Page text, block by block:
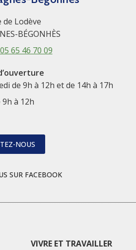
Lodève
BÉGONHÈS
05 65 46 70 09
de 9h à 12h et de 14h à 17h
9h à 12h
NOUS
SUR FACEBOOK
VIVRE ET TRAVAILLER